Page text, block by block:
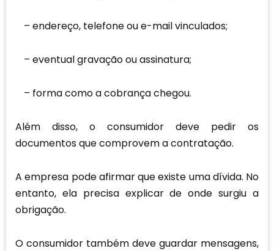
endereço, telefone ou e-mail vinculados;
eventual gravação ou assinatura;
forma como a cobrança chegou.
Além disso, o consumidor deve pedir os
documentos que comprovem a contratação.
A empresa pode afirmar que existe uma dívida. No
entanto, ela precisa explicar de onde surgiu a
obrigação.
O consumidor também deve guardar mensagens,